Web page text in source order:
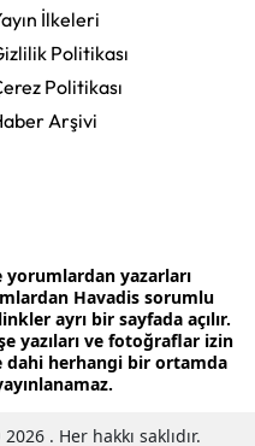
İlkeleri
Politikası
Politikası
Arşivi
yorumlardan yazarları
Havadis sorumlu
ayrı bir sayfada açılır.
yazıları ve fotoğraflar izin
dahi herhangi bir ortamda
. Her hakkı saklıdır.